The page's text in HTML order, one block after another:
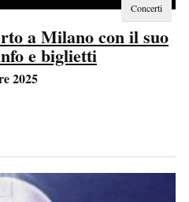
Concerti
a Milano con il suo
e biglietti
2025